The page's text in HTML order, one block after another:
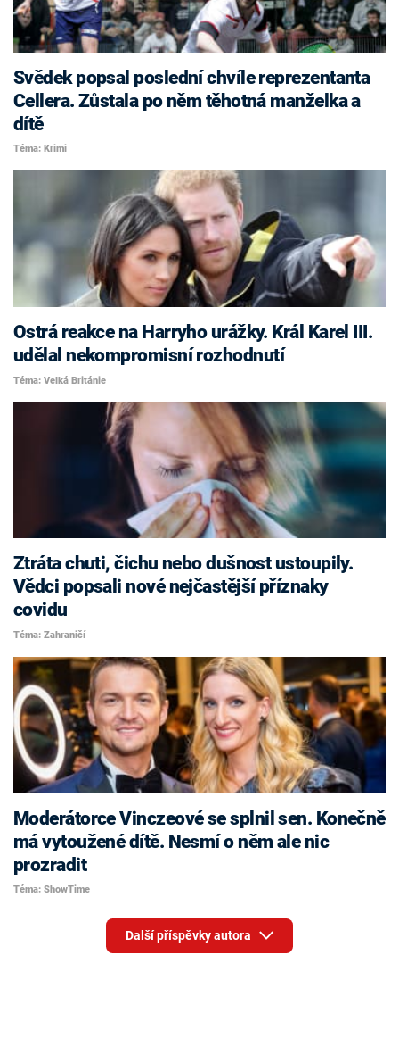
Svědek popsal poslední chvíle reprezentanta
Cellera. Zůstala po něm těhotná manželka a
dítě
Téma: Krimi
Ostrá reakce na Harryho urážky. Král Karel III.
udělal nekompromisní rozhodnutí
Téma: Velká Británie
Ztráta chuti, čichu nebo dušnost ustoupily.
Vědci popsali nové nejčastější příznaky
covidu
Téma: Zahraničí
Moderátorce Vinczeové se splnil sen. Konečně
má vytoužené dítě. Nesmí o něm ale nic
prozradit
Téma: ShowTime
Další příspěvky autora